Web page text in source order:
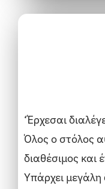
‘Έρχεσαι
Όλος ο στόλος
διαθέσιμος και
Υπάρχει